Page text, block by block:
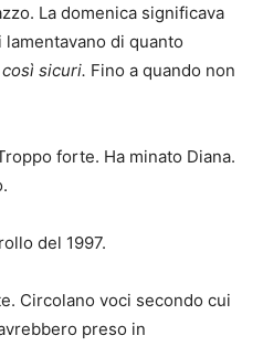
La domenica significava
di quanto
sicuri. Fino a quando non
forte. Ha minato Diana.
del 1997.
Circolano voci secondo cui
preso in